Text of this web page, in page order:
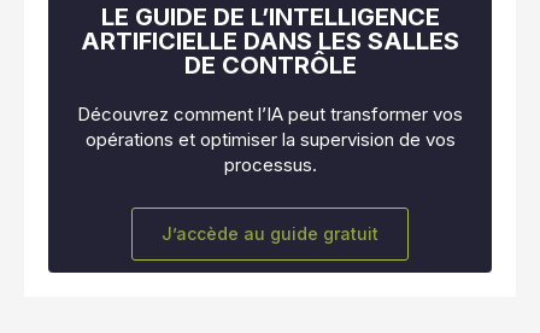
LE GUIDE DE L’INTELLIGENCE
ARTIFICIELLE DANS LES SALLES
DE CONTRÔLE
Découvrez comment l’IA peut transformer vos
opérations et optimiser la supervision de vos
processus.
J’accède au guide gratuit